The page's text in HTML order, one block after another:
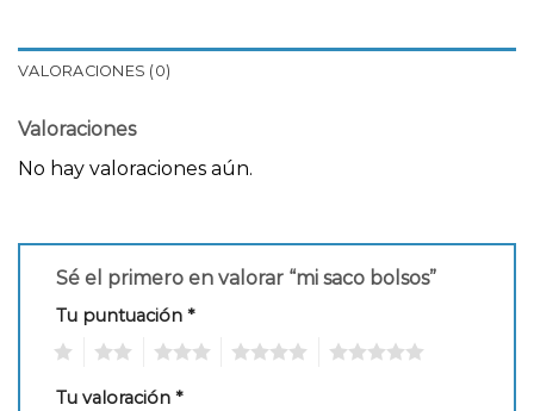
VALORACIONES (0)
Valoraciones
No hay valoraciones aún.
Sé el primero en valorar “mi saco bolsos”
Tu puntuación *
Tu valoración *